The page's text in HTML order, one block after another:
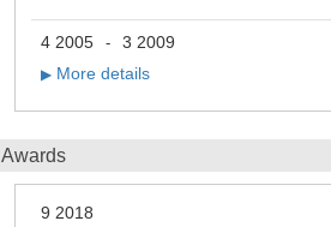
4 2005 - 3 2009
▶ More details
Awards
9 2018